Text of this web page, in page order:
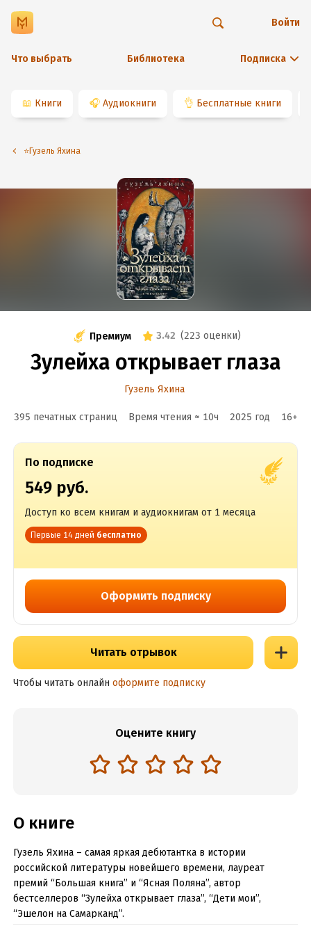
Что выбрать Библиотека Подписка
Войти
📖 Книги 🎧 Аудиокниги 👌 Бесплатные книги
⭐️Гузель Яхина
Премиум 3.42 (223 оценки)
Зулейха открывает глаза
Гузель Яхина
395 печатных страниц Время чтения ≈ 10ч 2025 год 16+
По подписке
549 руб.
Доступ ко всем книгам и аудиокнигам от 1 месяца
Первые 14 дней бесплатно
Оформить подписку
Читать отрывок
Чтобы читать онлайн оформите подписку
Оцените книгу
О книге
Гузель Яхина – самая яркая дебютантка в истории
российской литературы новейшего времени, лауреат
премий “Большая книга” и “Ясная Поляна”, автор
бестселлеров “Зулейха открывает глаза”, “Дети мои”,
“Эшелон на Самарканд”.